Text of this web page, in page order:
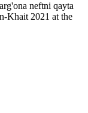
neftni qayta
Khait 2021 at the